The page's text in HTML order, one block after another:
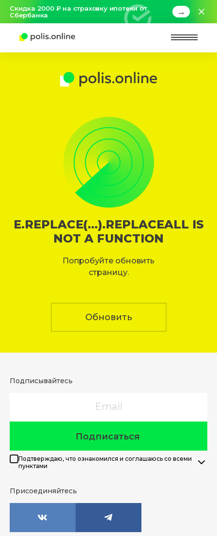
Скидка 2000 ₽ на страховку ипотеки от
Сбербанка
→
E.REPLACE(...).REPLACEALL IS
NOT A FUNCTION
Попробуйте обновить
страницу.
Обновить
Подписывайтесь
Подписаться
Подтверждаю, что ознакомился и соглашаюсь со всеми
пунктами
Присоединяйтесь